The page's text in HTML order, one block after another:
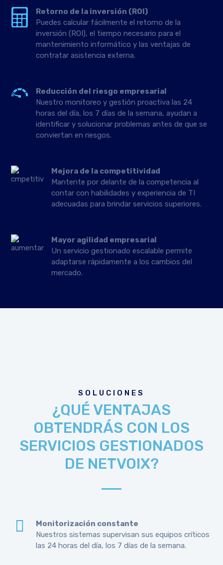
Retorno de la inversión (ROI)
Puedes calcular fácilmente el retorno de la
inversión (ROI), el tiempo necesario para el
mantenimiento informático y las ventajas de
contratar asistencia externa.
Reducción del riesgo empresarial
Nuestro monitoreo y gestión proactiva las 24
horas del día, los 7 días de la semana, ayudan a
identificar y solucionar problemas antes de que se
conviertan en riesgos.
Mejora de la competitividad
Mantente por delante de la competencia al
contar con habilidades y experiencia de TI
adecuadas para brindar servicios superiores.
Mayor agilidad empresarial
Un servicio gestionado escalable permite
adaptarse rápidamente a los cambios del
mercado.
SOLUCIONES
¿QUÉ VENTAJAS
OBTENDRÁS CON LOS
SERVICIOS GESTIONADOS
DE NETVOIX?
Monitorización constante
Nuestros sistemas supervisan sus equipos críticos
las 24 horas del día, los 7 días de la semana.